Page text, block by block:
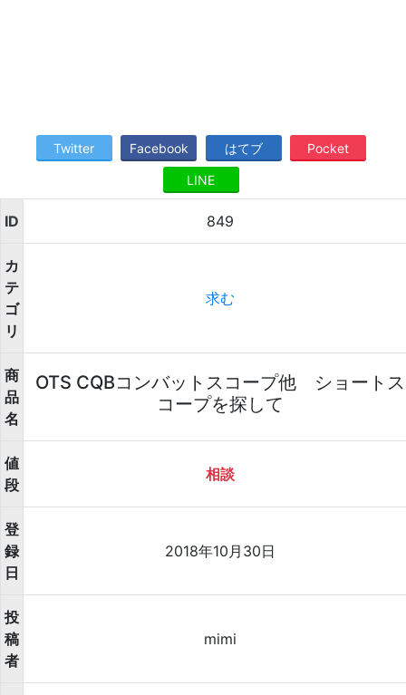
Twitter Facebook はてブ Pocket
LINE
ID 849
カ
テ
ゴ
リ
求む
商
品
名
OTS CQBコンバットスコープ他 ショートス
コープを探して
値
段
相談
登
録
日
2018年10月30日
投
稿
者
mimi